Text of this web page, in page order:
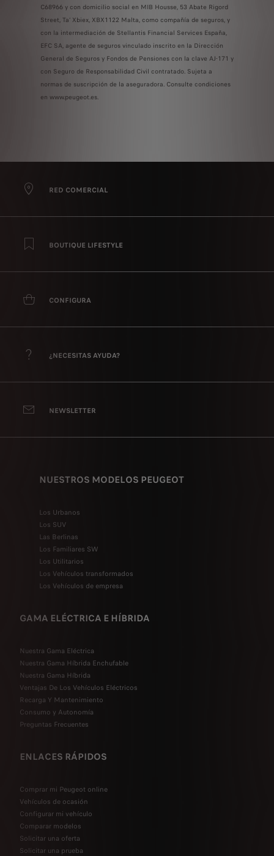
C68966 y con domicilio social en MIB Housse, 53 Abate Rigord
Street, Ta’ Xbiex, XBX1122 Malta, como compañía de seguros, y
con la intermediación de Stellantis Financial Services España,
EFC SA, agente de seguros vinculado inscrito en la Dirección
General de Seguros y Fondos de Pensiones con la clave AJ-171 y
con Seguro de Responsabilidad Civil contratado. Sujeta a
normas de suscripción de la aseguradora. Consulte condiciones
en www.peugeot.es.
RED COMERCIAL
BOUTIQUE LIFESTYLE
CONFIGURA
¿NECESITAS AYUDA?
NEWSLETTER
NUESTROS MODELOS PEUGEOT
Los Urbanos
Los SUV
Las Berlinas
Los Familiares SW
Los Utilitarios
Los Vehículos transformados
Los Vehículos de empresa
GAMA ELÉCTRICA E HÍBRIDA
Nuestra Gama Eléctrica
Nuestra Gama Híbrida Enchufable
Nuestra Gama Híbrida
Ventajas De Los Vehículos Eléctricos
Recarga Y Mantenimiento
Consumo y Autonomía
Preguntas Frecuentes
ENLACES RÁPIDOS
Comprar mi Peugeot online
Vehículos de ocasión
Configurar mi vehículo
Comparar modelos
Solicitar una oferta
Solicitar una prueba